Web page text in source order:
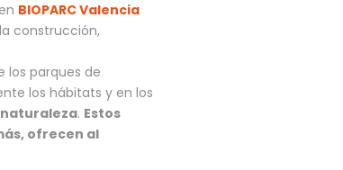
BIOPARC Valencia
construcción,
los parques de
los hábitats y en los
. Estos
ofrecen al